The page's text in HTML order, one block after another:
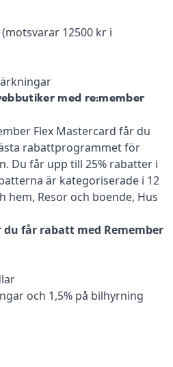
12500 kr i
med re:member
Flex Mastercard får du
rabattprogrammet för
Du får upp till 25% rabatter i
är kategoriserade i 12
hem, Resor och boende, Hus
får rabatt med Remember
och 1,5% på bilhyrning